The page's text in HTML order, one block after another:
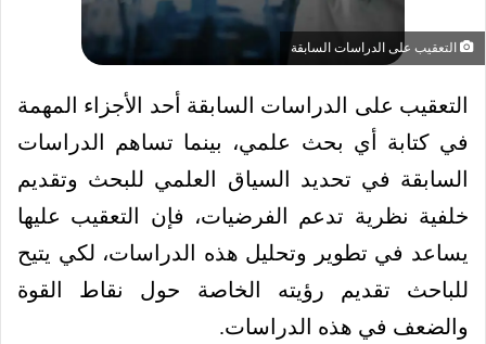
التعقيب على الدراسات السابقة
التعقيب على الدراسات السابقة أحد الأجزاء المهمة
في كتابة أي بحث علمي، بينما تساهم الدراسات
السابقة في تحديد السياق العلمي للبحث وتقديم
خلفية نظرية تدعم الفرضيات، فإن التعقيب عليها
يساعد في تطوير وتحليل هذه الدراسات، لكي يتيح
للباحث تقديم رؤيته الخاصة حول نقاط القوة
والضعف في هذه الدراسات.